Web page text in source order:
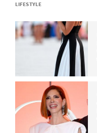
LIFESTYLE